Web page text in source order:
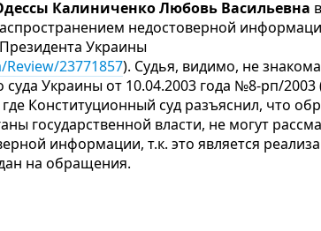
Калиниченко Любовь Васильевна
недостоверной
Украины
23771857). Судья, видимо, не знакома
Украины от 10.04.2003 года №8-рп/2003
Конституционный суд разъяснил, что
государственной власти, не могут
информации, т.к. это является
на обращения.